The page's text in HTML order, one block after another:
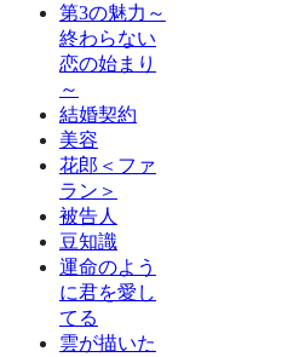
第3の魅力～
終わらない
恋の始まり
～
結婚契約
美容
花郎＜ファ
ラン＞
被告人
豆知識
運命のよう
に君を愛し
てる
雲が描いた